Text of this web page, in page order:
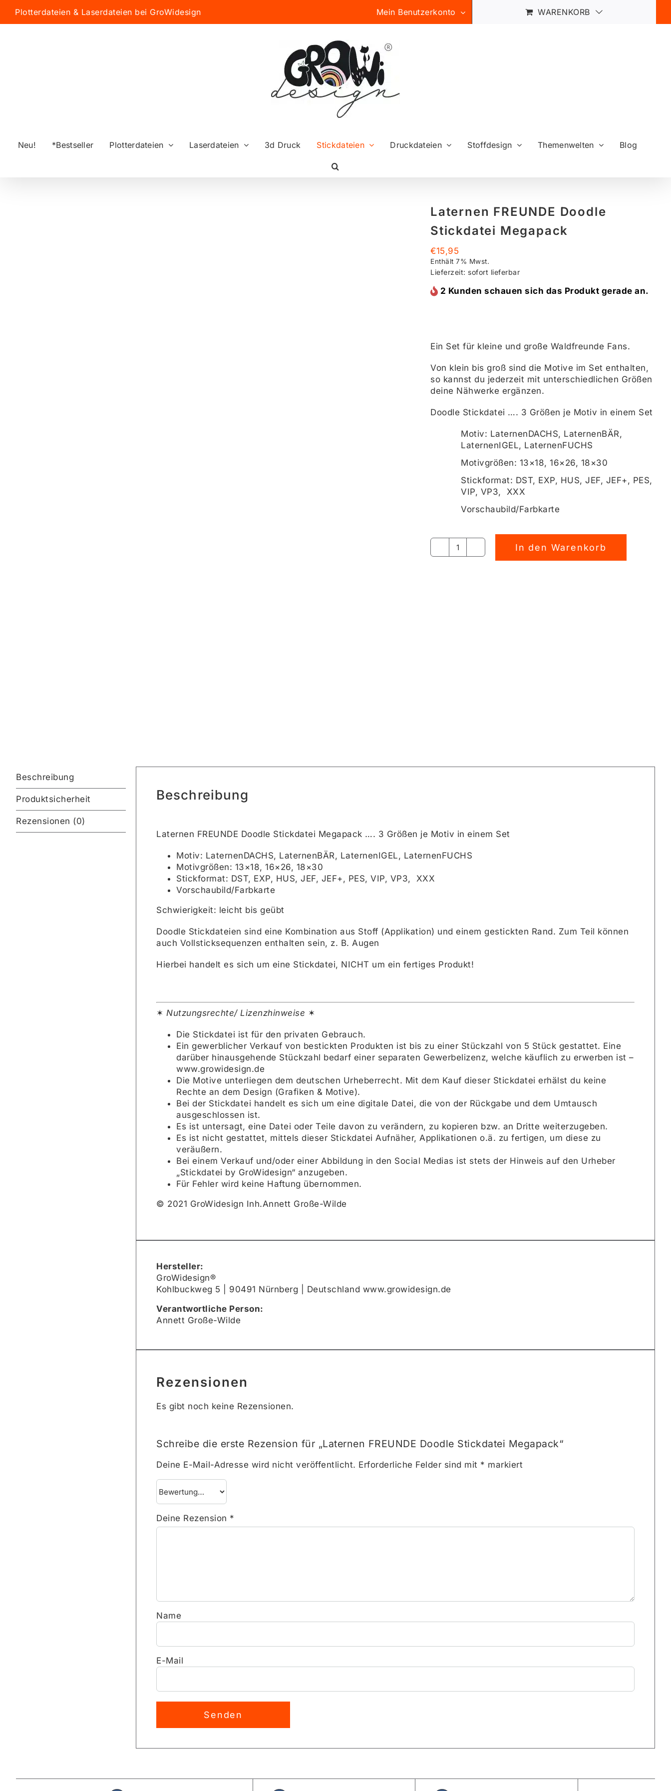
InhaltPlotterdateien & Laserdateien bei GroWidesign Mein Benutzerkonto WARENKORB
Neu! *Bestseller Plotterdateien Laserdateien 3d Druck Stickdateien Druckdateien Stoffdesign Themenwelten Blog
Laternen FREUNDE Doodle
Stickdatei Megapack
€15,95
Enthält 7% Mwst.
Lieferzeit: sofort lieferbar
2 Kunden schauen sich das Produkt gerade an.
Ein Set für kleine und große Waldfreunde Fans.
Von klein bis groß sind die Motive im Set enthalten,
so kannst du jederzeit mit unterschiedlichen Größen
deine Nähwerke ergänzen.
Doodle Stickdatei …. 3 Größen je Motiv in einem Set
Motiv: LaternenDACHS, LaternenBÄR,
LaternenIGEL, LaternenFUCHS
Motivgrößen: 13×18, 16×26, 18×30
Stickformat: DST, EXP, HUS, JEF, JEF+, PES,
VIP, VP3, XXX
Vorschaubild/Farbkarte
Laternen
FREUNDE
In den Warenkorb
Beschreibung
Produktsicherheit
Rezensionen (0)
Beschreibung
Laternen FREUNDE Doodle Stickdatei Megapack …. 3 Größen je Motiv in einem Set
Motiv: LaternenDACHS, LaternenBÄR, LaternenIGEL, LaternenFUCHS
Motivgrößen: 13×18, 16×26, 18×30
Stickformat: DST, EXP, HUS, JEF, JEF+, PES, VIP, VP3, XXX
Vorschaubild/Farbkarte
Schwierigkeit: leicht bis geübt
Doodle Stickdateien sind eine Kombination aus Stoff (Applikation) und einem gestickten Rand. Zum Teil können
auch Vollsticksequenzen enthalten sein, z. B. Augen
Hierbei handelt es sich um eine Stickdatei, NICHT um ein fertiges Produkt!
✶ Nutzungsrechte/ Lizenzhinweise ✶
Die Stickdatei ist für den privaten Gebrauch.
Ein gewerblicher Verkauf von bestickten Produkten ist bis zu einer Stückzahl von 5 Stück gestattet. Eine
darüber hinausgehende Stückzahl bedarf einer separaten Gewerbelizenz, welche käuflich zu erwerben ist –
www.growidesign.de
Die Motive unterliegen dem deutschen Urheberrecht. Mit dem Kauf dieser Stickdatei erhälst du keine
Rechte an dem Design (Grafiken & Motive).
Bei der Stickdatei handelt es sich um eine digitale Datei, die von der Rückgabe und dem Umtausch
ausgeschlossen ist.
Es ist untersagt, eine Datei oder Teile davon zu verändern, zu kopieren bzw. an Dritte weiterzugeben.
Es ist nicht gestattet, mittels dieser Stickdatei Aufnäher, Applikationen o.ä. zu fertigen, um diese zu
veräußern.
Bei einem Verkauf und/oder einer Abbildung in den Social Medias ist stets der Hinweis auf den Urheber
„Stickdatei by GroWidesign“ anzugeben.
Für Fehler wird keine Haftung übernommen.
© 2021 GroWidesign Inh.Annett Große-Wilde
Hersteller:
GroWidesign®
Kohlbuckweg 5 | 90491 Nürnberg | Deutschland www.growidesign.de
Verantwortliche Person:
Annett Große-Wilde
Rezensionen
Es gibt noch keine Rezensionen.
Schreibe die erste Rezension für „Laternen FREUNDE Doodle Stickdatei Megapack“
Deine E-Mail-Adresse wird nicht veröffentlicht. Erforderliche Felder sind mit * markiert
Deine Rezension *
Name
E-Mail